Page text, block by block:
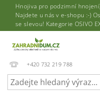
Hnojiva pro podzimní
Najdete u nás v e-shopu :-)
se slevou! Kategorie OSIVO
+420 732 219 788